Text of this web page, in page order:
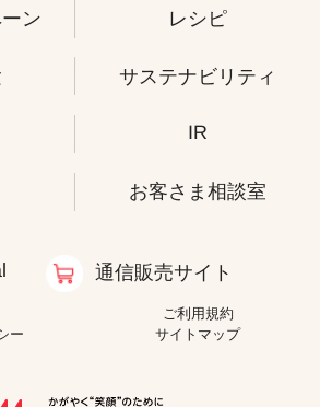
ン レシピ
サステナビリティ
IR
お客さま相談室
通信販売サイト
ご利用規約
ー
サイトマップ